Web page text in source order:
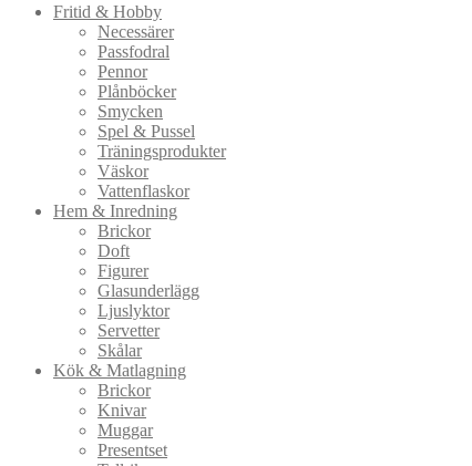
Fritid & Hobby
Necessärer
Passfodral
Pennor
Plånböcker
Smycken
Spel & Pussel
Träningsprodukter
Väskor
Vattenflaskor
Hem & Inredning
Brickor
Doft
Figurer
Glasunderlägg
Ljuslyktor
Servetter
Skålar
Kök & Matlagning
Brickor
Knivar
Muggar
Presentset